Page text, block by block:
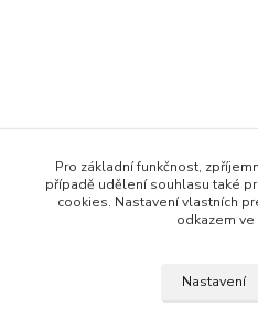
Pro základní funkčnost,
případě udělení souhlasu také
cookies. Nastavení vlastních
odkazem
Nastavení